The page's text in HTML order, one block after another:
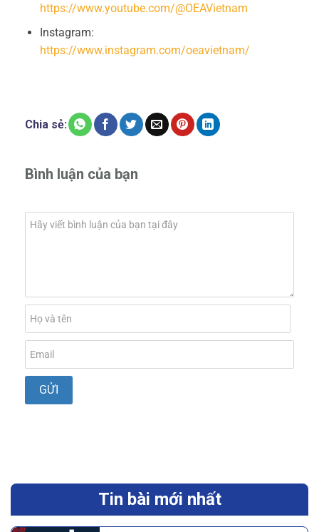
https://www.youtube.com/@OEAVietnam
Instagram:
https://www.instagram.com/oeavietnam/
Chia sẻ:
Bình luận của bạn
Tin bài mới nhất